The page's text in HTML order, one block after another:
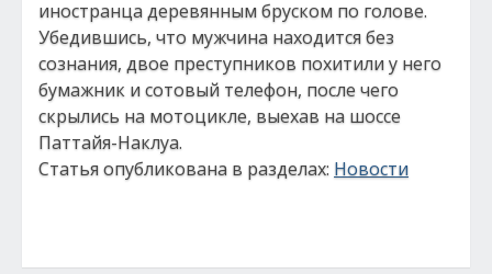
иностранца деревянным бруском по голове.
Убедившись, что мужчина находится без
сознания, двое преступников похитили у него
бумажник и сотовый телефон, после чего
скрылись на мотоцикле, выехав на шоссе
Паттайя-Наклуа.
Статья опубликована в разделах: Новости